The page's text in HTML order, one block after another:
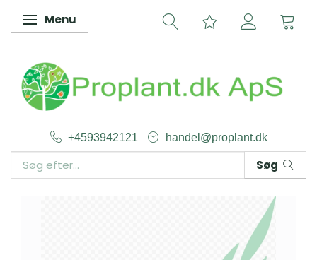
Skifte navigation
Menu
+4593942121 handel@proplant.dk
Søg